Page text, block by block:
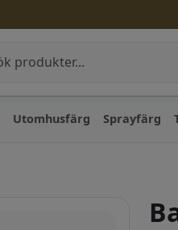
Utomhusfärg Sprayfärg